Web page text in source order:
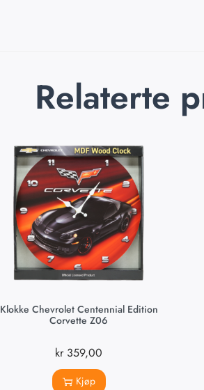
Relaterte
Klokke Chevrolet Centennial Edition
Corvette Z06
kr359,00
Kjøp